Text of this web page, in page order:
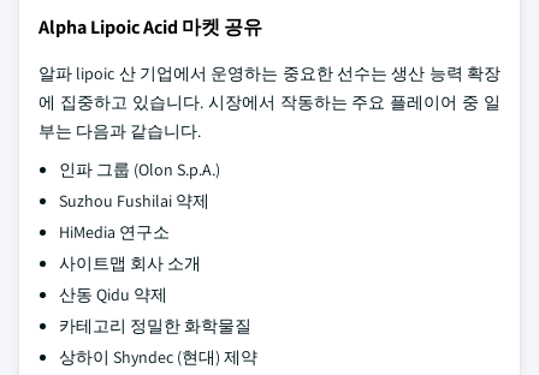
Alpha Lipoic Acid 마켓 공유
알파 lipoic 산 기업에서 운영하는 중요한 선수는 생산 능력 확장
에 집중하고 있습니다. 시장에서 작동하는 주요 플레이어 중 일
부는 다음과 같습니다.
인파 그룹 (Olon S.p.A.)
Suzhou Fushilai 약제
HiMedia 연구소
사이트맵 회사 소개
산동 Qidu 약제
카테고리 정밀한 화학물질
상하이 Shyndec (현대) 제약